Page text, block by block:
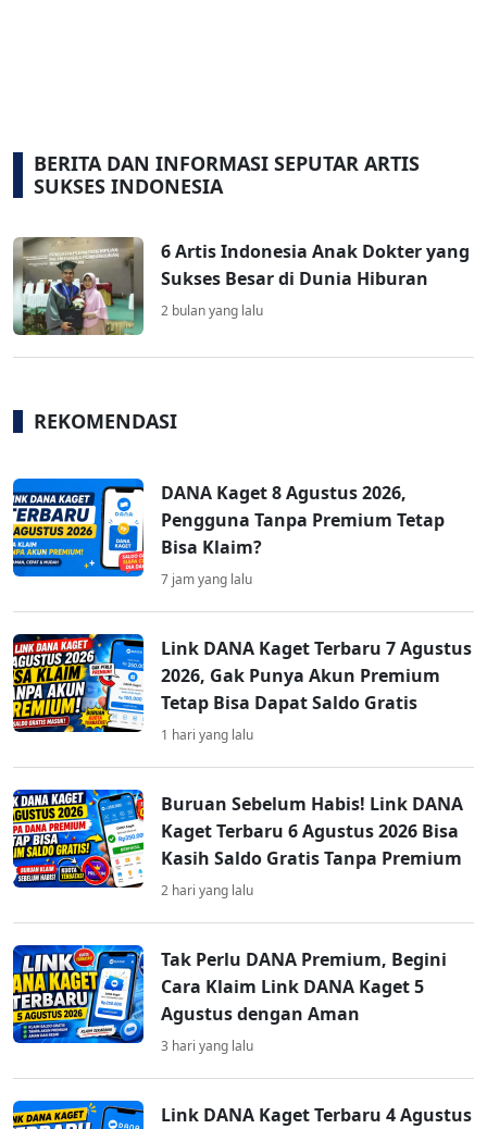
BERITA DAN INFORMASI SEPUTAR ARTIS
SUKSES INDONESIA
6 Artis Indonesia Anak Dokter yang
Sukses Besar di Dunia Hiburan
2 bulan yang lalu
REKOMENDASI
DANA Kaget 8 Agustus 2026,
Pengguna Tanpa Premium Tetap
Bisa Klaim?
7 jam yang lalu
Link DANA Kaget Terbaru 7 Agustus
2026, Gak Punya Akun Premium
Tetap Bisa Dapat Saldo Gratis
1 hari yang lalu
Buruan Sebelum Habis! Link DANA
Kaget Terbaru 6 Agustus 2026 Bisa
Kasih Saldo Gratis Tanpa Premium
2 hari yang lalu
Tak Perlu DANA Premium, Begini
Cara Klaim Link DANA Kaget 5
Agustus dengan Aman
3 hari yang lalu
Link DANA Kaget Terbaru 4 Agustus